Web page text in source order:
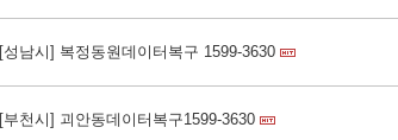
[성남시] 복정동원데이터복구 1599-3630
[부천시] 괴안동데이터복구1599-3630